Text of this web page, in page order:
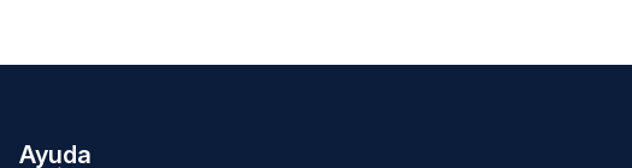
Ayuda